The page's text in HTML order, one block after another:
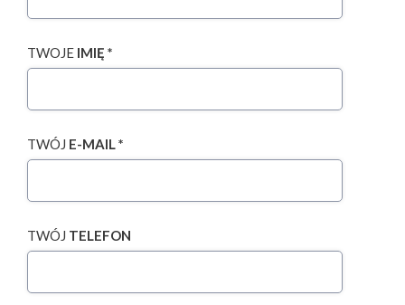
TWOJE IMIĘ *
TWÓJ E-MAIL *
TWÓJ TELEFON